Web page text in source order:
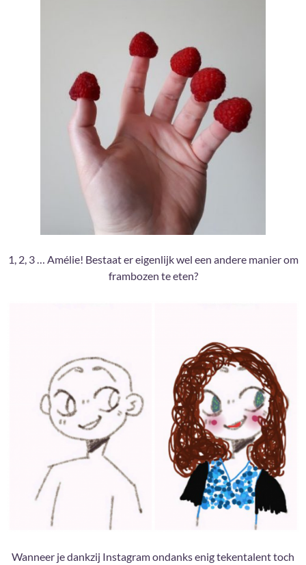
1, 2, 3 … Amélie! Bestaat er eigenlijk wel een andere manier om
frambozen te eten?
Wanneer je dankzij Instagram ondanks enig tekentalent toch